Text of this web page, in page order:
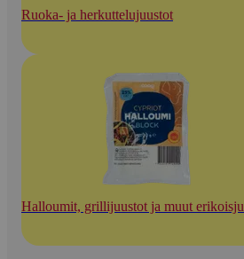
Ruoka- ja herkuttelujuustot
Halloumit, grillijuustot ja muut